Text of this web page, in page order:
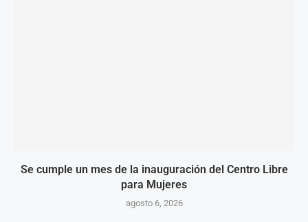
Se cumple un mes de la inauguración del Centro Libre
para Mujeres
agosto 6, 2026